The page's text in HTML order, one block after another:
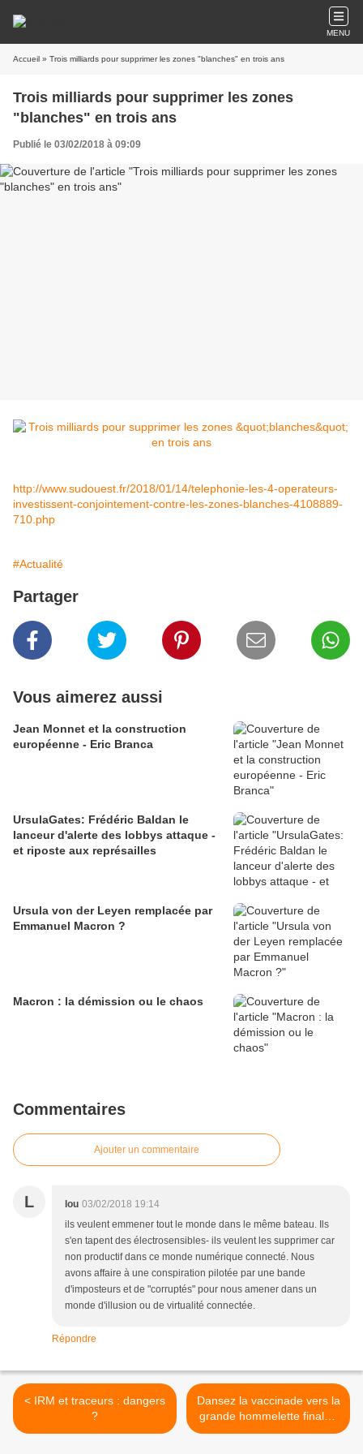
MENU
Accueil » Trois milliards pour supprimer les zones "blanches" en trois ans
Trois milliards pour supprimer les zones
"blanches" en trois ans
Publié le 03/02/2018 à 09:09
http://www.sudouest.fr/2018/01/14/telephonie-les-4-operateurs-
investissent-conjointement-contre-les-zones-blanches-4108889-
710.php
#Actualité
Partager
Vous aimerez aussi
Jean Monnet et la construction
européenne - Eric Branca
UrsulaGates: Frédéric Baldan le
lanceur d'alerte des lobbys attaque -
et riposte aux représailles
Ursula von der Leyen remplacée par
Emmanuel Macron ?
Macron : la démission ou le chaos
Commentaires
Ajouter un commentaire
L lou 03/02/2018 19:14
ils veulent emmener tout le monde dans le même bateau. Ils
s'en tapent des électrosensibles- ils veulent les supprimer car
non productif dans ce monde numérique connecté. Nous
avons affaire à une conspiration pilotée par une bande
d'imposteurs et de "corruptés" pour nous amener dans un
monde d'illusion ou de virtualité connectée.
Répondre
< IRM et traceurs : dangers
?
Dansez la vaccinade vers la
grande hommelette finale !
>